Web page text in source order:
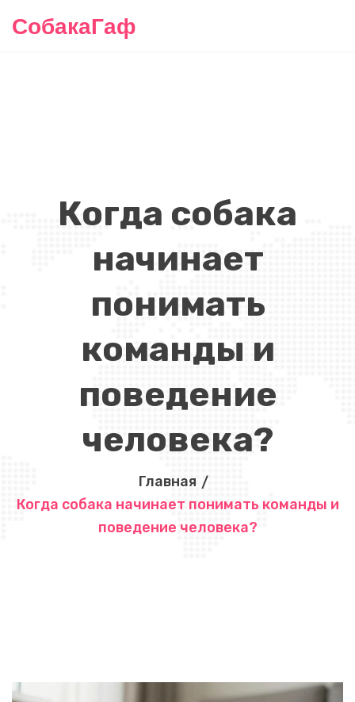
СобакаГаф
Когда собака
начинает
понимать
команды и
поведение
человека?
Главная
Когда собака начинает понимать команды и
поведение человека?